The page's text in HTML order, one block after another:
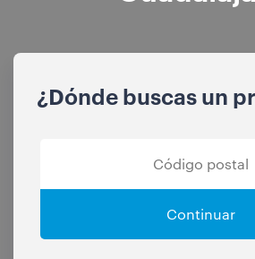
¿Dónde buscas un
Continuar